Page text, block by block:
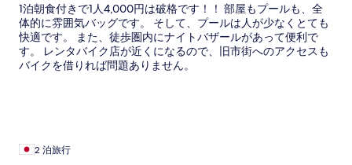
1泊朝食付きで1人4,000円は破格です！！ 部屋もプールも、全
体的に雰囲気バッグです。 そして、プールは人が少なくとても
快適です。 また、徒歩圏内にナイトバザールがあって便利で
す。 レンタバイク店が近くになるので、旧市街へのアクセスも
バイクを借りれば問題ありません。
2 泊旅行